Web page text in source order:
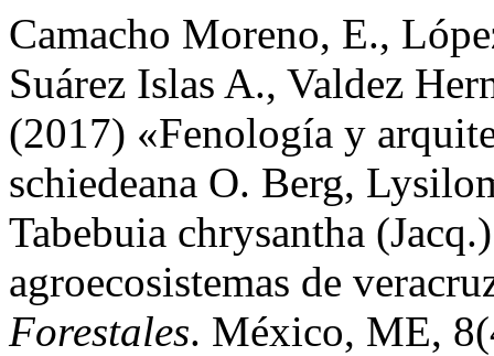
Camacho Moreno, E.,
Suárez Islas A., Valdez
(2017) «Fenología y
schiedeana O. Berg,
Tabebuia chrysantha
agroecosistemas de
Forestales. México, ME,